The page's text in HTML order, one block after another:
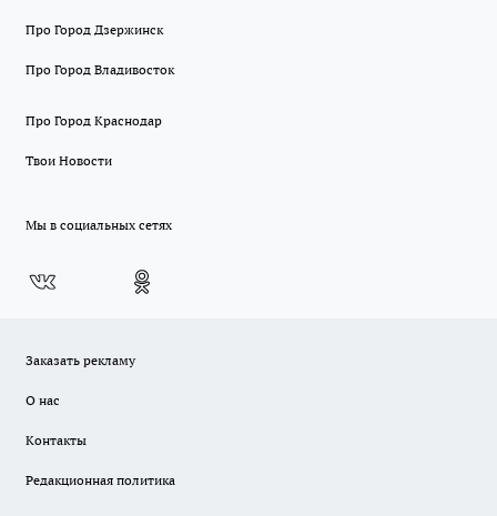
Про Город Дзержинск
Про Город Владивосток
Про Город Краснодар
Твои Новости
Мы в социальных сетях
Заказать рекламу
О нас
Контакты
Редакционная политика